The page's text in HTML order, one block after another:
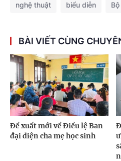
nghệ thuật biểu diễn
BÀI VIẾT CÙNG
Đề xuất mới về Điều lệ Ban
đại diện cha mẹ học sinh